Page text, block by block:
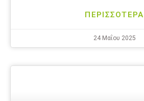
ΠΕΡΙΣΣΟΤΕΡΑ
24 Μαΐου 2025